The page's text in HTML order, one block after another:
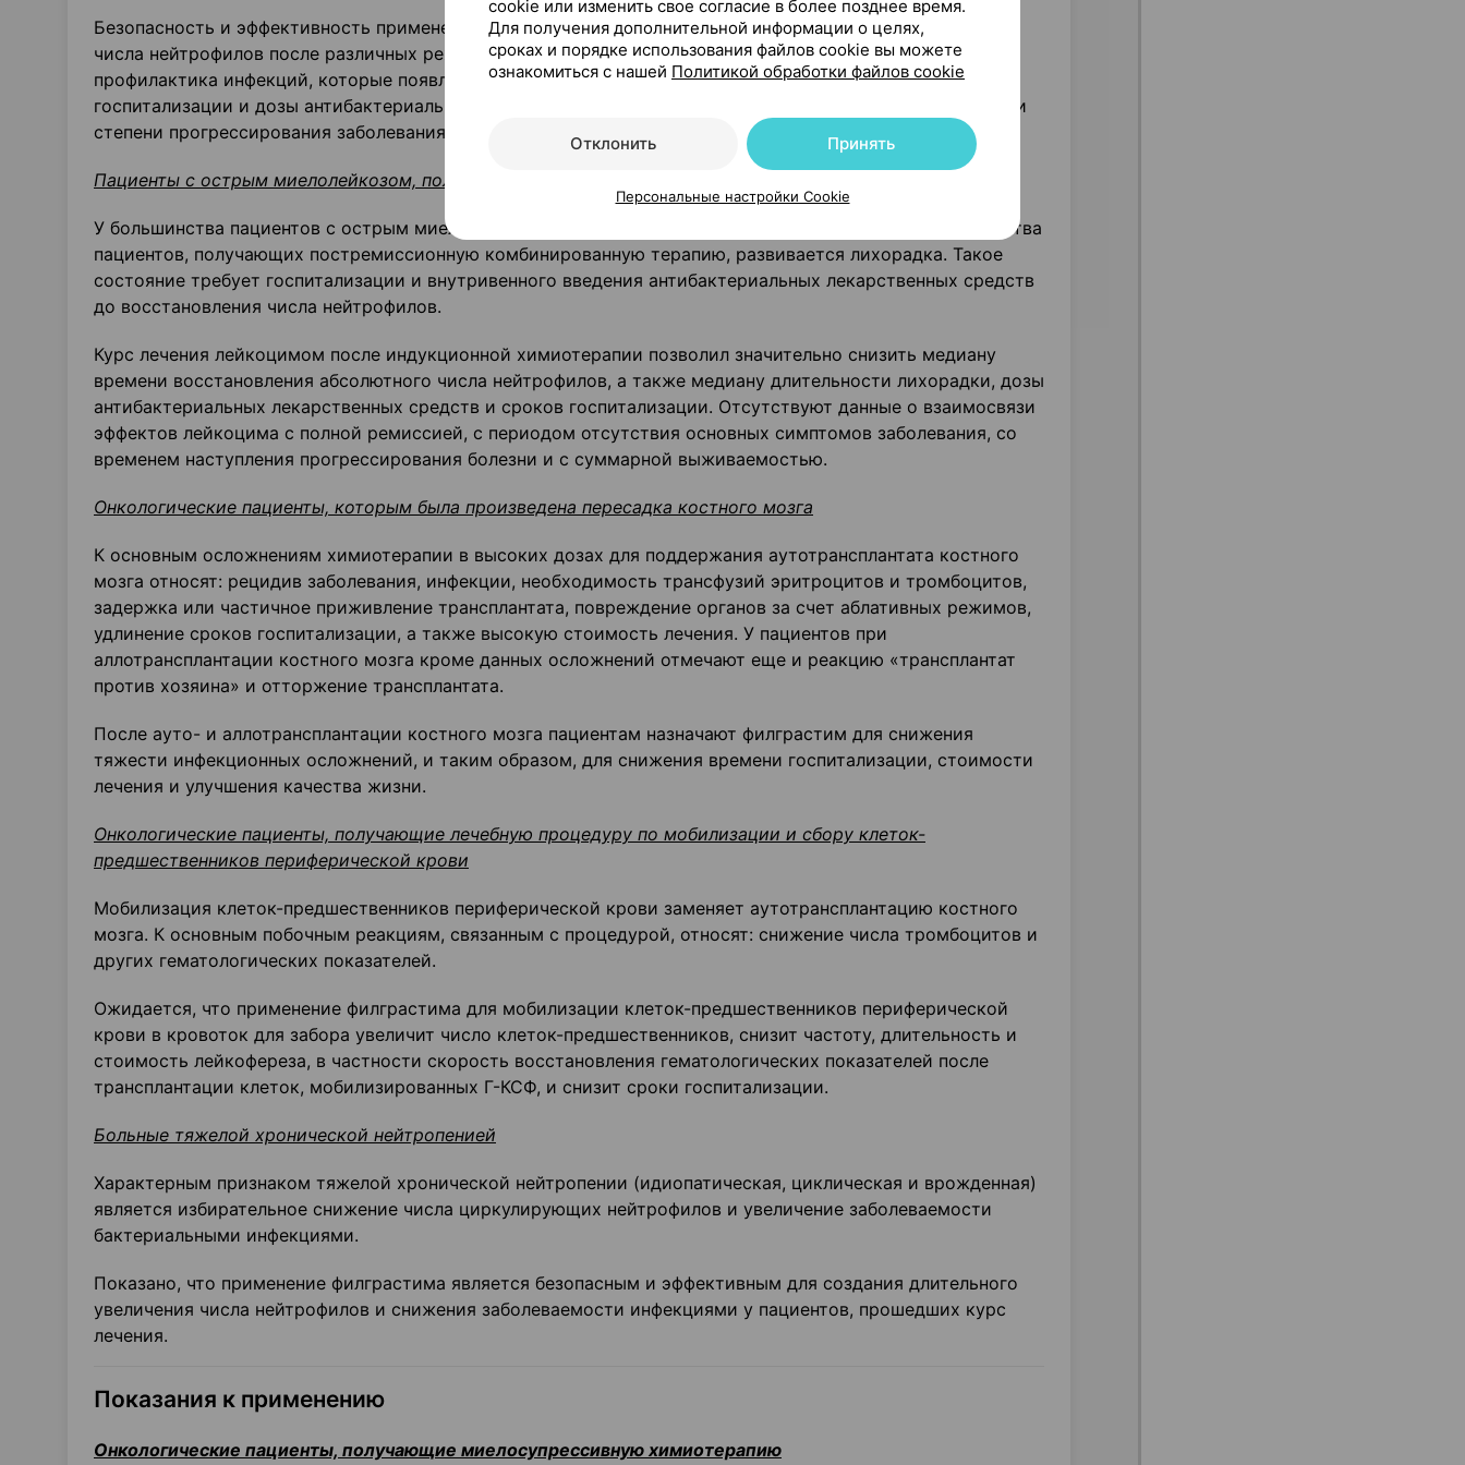
Безопасность и эффективность применения лейкоцима была доказана для ускорения восстановления
числа нейтрофилов после различных режимов химиотерапии. Преимуществом терапии является
профилактика инфекций, которые появляются при фебрильной нейтропении, снижение сроков
госпитализации и дозы антибактериальных лекарственных средств. Отличия по частоте выживаемости и
степени прогрессирования заболевания не были установлены.
Пациенты с острым миелолейкозом, получающие индукционную или комбинированную химиотерапию
У большинства пациентов с острым миелолейкозом, получающих индукционную терапию, и у большинства
пациентов, получающих постремиссионную комбинированную терапию, развивается лихорадка. Такое
состояние требует госпитализации и внутривенного введения антибактериальных лекарственных средств
до восстановления числа нейтрофилов.
Курс лечения лейкоцимом после индукционной химиотерапии позволил значительно снизить медиану
времени восстановления абсолютного числа нейтрофилов, а также медиану длительности лихорадки, дозы
антибактериальных лекарственных средств и сроков госпитализации. Отсутствуют данные о взаимосвязи
эффектов лейкоцима с полной ремиссией, с периодом отсутствия основных симптомов заболевания, со
временем наступления прогрессирования болезни и с суммарной выживаемостью.
Онкологические пациенты, которым была произведена пересадка костного мозга
К основным осложнениям химиотерапии в высоких дозах для поддержания аутотрансплантата костного
мозга относят: рецидив заболевания, инфекции, необходимость трансфузий эритроцитов и тромбоцитов,
задержка или частичное приживление трансплантата, повреждение органов за счет аблативных режимов,
удлинение сроков госпитализации, а также высокую стоимость лечения. У пациентов при
аллотрансплантации костного мозга кроме данных осложнений отмечают еще и реакцию «трансплантат
против хозяина» и отторжение трансплантата.
После ауто- и аллотрансплантации костного мозга пациентам назначают филграстим для снижения
тяжести инфекционных осложнений, и таким образом, для снижения времени госпитализации, стоимости
лечения и улучшения качества жизни.
Онкологические пациенты, получающие лечебную процедуру по мобилизации и сбору клеток-
предшественников периферической крови
Мобилизация клеток-предшественников периферической крови заменяет аутотрансплантацию костного
мозга. К основным побочным реакциям, связанным с процедурой, относят: снижение числа тромбоцитов и
других гематологических показателей.
Ожидается, что применение филграстима для мобилизации клеток-предшественников периферической
крови в кровоток для забора увеличит число клеток-предшественников, снизит частоту, длительность и
стоимость лейкофереза, в частности скорость восстановления гематологических показателей после
трансплантации клеток, мобилизированных Г-КСФ, и снизит сроки госпитализации.
Больные тяжелой хронической нейтропенией
Характерным признаком тяжелой хронической нейтропении (идиопатическая, циклическая и врожденная)
является избирательное снижение числа циркулирующих нейтрофилов и увеличение заболеваемости
бактериальными инфекциями.
Показано, что применение филграстима является безопасным и эффективным для создания длительного
увеличения числа нейтрофилов и снижения заболеваемости инфекциями у пациентов, прошедших курс
лечения.
Показания к применению
Онкологические пациенты, получающие миелосупрессивную химиотерапию
cookie или изменить свое согласие в более позднее время.
Для получения дополнительной информации о целях,
сроках и порядке использования файлов cookie вы можете
ознакомиться с нашей Политикой обработки файлов cookie
Отклонить Принять
Персональные настройки Cookie